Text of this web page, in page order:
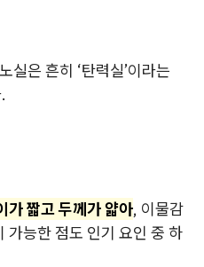
실은 흔히 ‘탄력실’이라는
가 짧고 두께가 얇아, 이물감
가능한 점도 인기 요인 중 하